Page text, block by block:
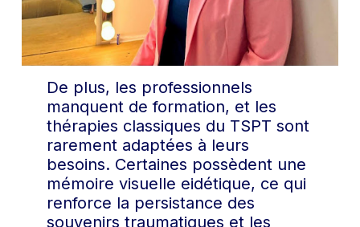
De plus, les professionnels
manquent de formation, et les
thérapies classiques du TSPT sont
rarement adaptées à leurs
besoins. Certaines possèdent une
mémoire visuelle eidétique, ce qui
renforce la persistance des
souvenirs traumatiques et les